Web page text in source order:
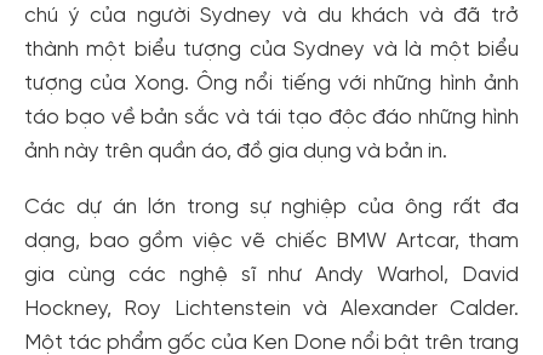
chú ý của người Sydney và du khách và đã trở
thành một biểu tượng của Sydney và là một biểu
tượng của Xong. Ông nổi tiếng với những hình ảnh
táo bạo về bản sắc và tái tạo độc đáo những hình
ảnh này trên quần áo, đồ gia dụng và bản in.
Các dự án lớn trong sự nghiệp của ông rất đa
dạng, bao gồm việc vẽ chiếc BMW Artcar, tham
gia cùng các nghệ sĩ như Andy Warhol, David
Hockney, Roy Lichtenstein và Alexander Calder.
Một tác phẩm gốc của Ken Done nổi bật trên trang
Tạo tài khoản để có thểnhận ngay các ưu đãi hấp dẫn
dành cho thành viên đến từ các đối tác của Gody.vn dành
cho cộng đồng.
Đăng ký
Hoặc đăng nhập bằng